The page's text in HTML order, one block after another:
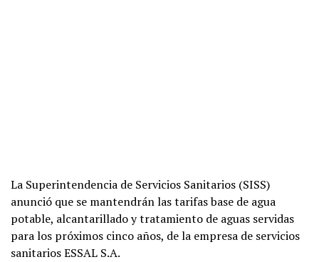
La Superintendencia de Servicios Sanitarios (SISS)
anunció que se mantendrán las tarifas base de agua
potable, alcantarillado y tratamiento de aguas servidas
para los próximos cinco años, de la empresa de servicios
sanitarios ESSAL S.A.